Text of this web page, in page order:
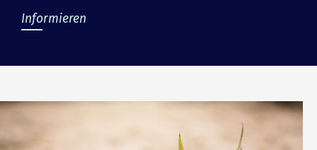
Informieren